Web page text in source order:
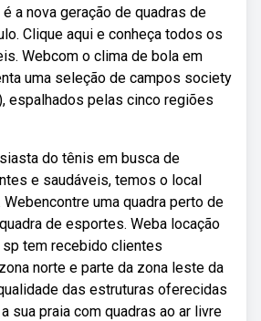
a nova geração de quadras de
Clique aqui e conheça todos os
Webcom o clima de bola em
uma seleção de campos society
espalhados pelas cinco regiões
do tênis em busca de
e saudáveis, temos o local
uma quadra perto de
de esportes. Weba locação
tem recebido clientes
norte e parte da zona leste da
das estruturas oferecidas
sua praia com quadras ao ar livre